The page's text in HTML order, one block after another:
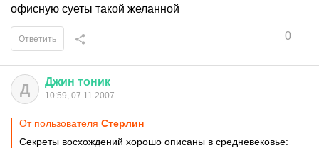
офисную суеты такой желанной
0
Ответить
Д Джин тоник
10:59, 07.11.2007
От пользователя Стерлин
Секреты восхождений хорошо описаны в средневековье: